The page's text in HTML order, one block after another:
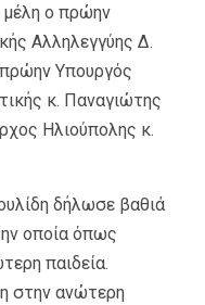
μέλη ο πρώην
Αλληλεγγύης Δ.
Υπουργός
κ. Παναγιώτης
Ηλιούπολης κ.
δήλωσε βαθιά
οποία όπως
παιδεία.
στην ανώτερη